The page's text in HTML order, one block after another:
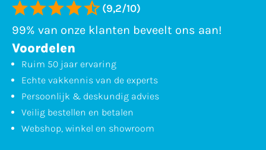
(9,2/10)
99% van onze klanten beveelt ons aan!
Voordelen
Ruim 50 jaar ervaring
Echte vakkennis van de experts
Persoonlijk & deskundig advies
Veilig bestellen en betalen
Webshop, winkel en showroom